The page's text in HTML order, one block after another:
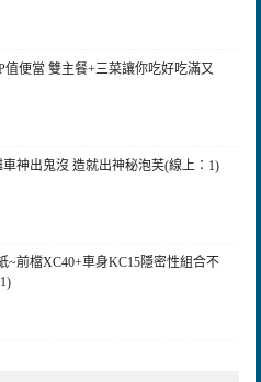
值便當 雙主餐+三菜讓你吃好吃滿又
神出鬼沒 造就出神秘泡芙(線上：1)
~前檔XC40+車身KC15隱密性組合不